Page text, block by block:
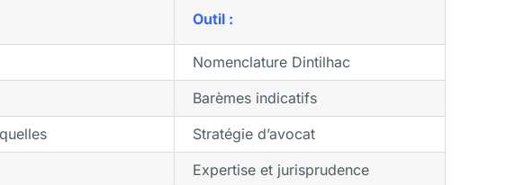
Outil :
Nomenclature Dintilhac
Barèmes indicatifs
Stratégie d’avocat
Expertise et jurisprudence